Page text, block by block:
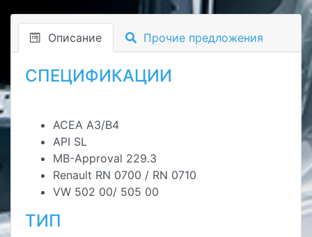
Описание Прочие предложения
СПЕЦИФИКАЦИИ
ACEA A3/B4
API SL
MB-Approval 229.3
Renault RN 0700 / RN 0710
VW 502 00/ 505 00
ТИП